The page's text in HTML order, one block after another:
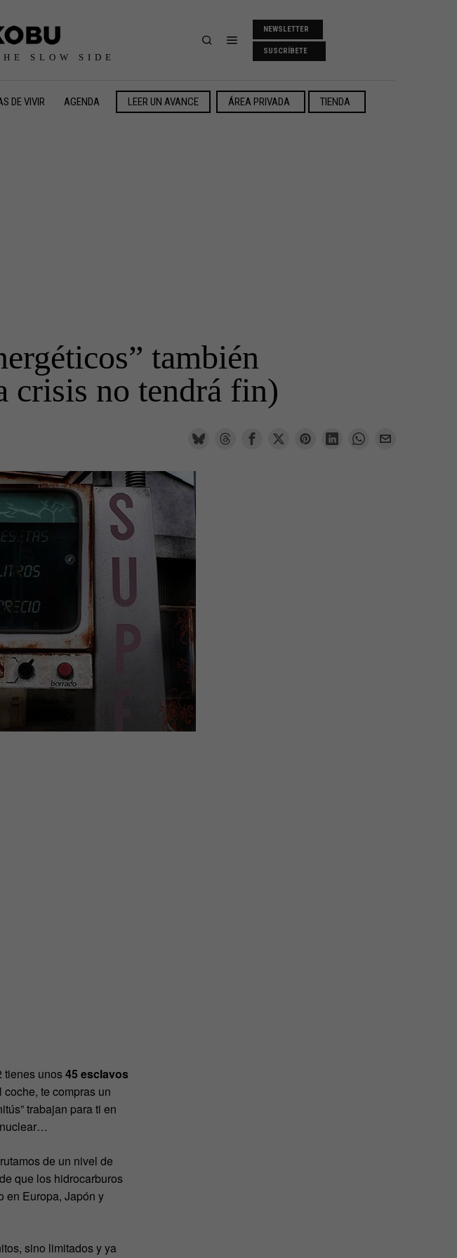
SLOW SIDE
NEWSLETTER
SUSCRÍBETE
DE VIVIR AGENDA LEER UN AVANCE ÁREA PRIVADA TIENDA
también
crisis no tendrá fin)
tienes unos45 esclavos
te compras un
trabajan para ti en
de un nivel de
que los hidrocarburos
en Europa, Japón y
sino limitados y ya